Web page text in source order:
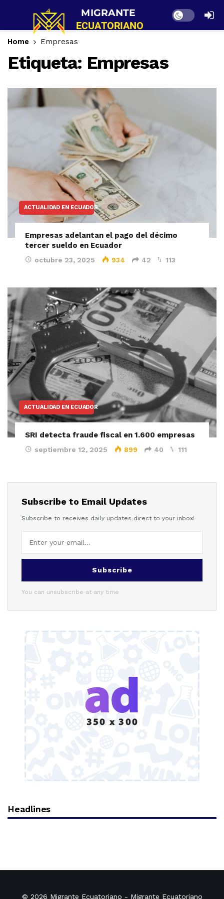
Dark mode
Home Empresas
Etiqueta: Empresas
ACTUALIDAD EN ECUADOR
Empresas adelantan el pago del décimo
tercer sueldo en Ecuador
octubre 23, 2025 934 42 113
ACTUALIDAD EN ECUADOR
SRI detecta fraude fiscal en 1.600 empresas
septiembre 12, 2025 899 40 111
Subscribe to Email Updates
Subscribe to receives daily updates direct to your inbox!
Subscribe
You can unsubscribe at any time
Headlines
© 2026 Migrante Ecuatoriano - Migrante Ecuatoriano